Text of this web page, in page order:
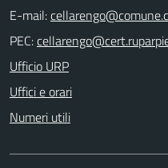
E-mail:
PEC:
Ufficio URP
Uffici e orari
Numeri utili